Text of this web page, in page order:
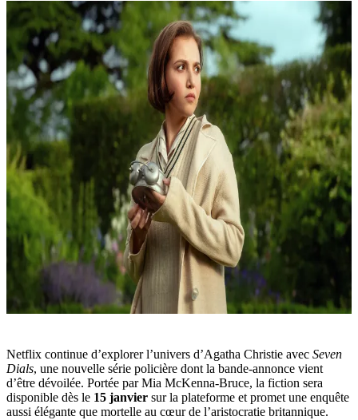
Netflix continue d’explorer l’univers d’Agatha Christie avec Seven
Dials, une nouvelle série policière dont la bande-annonce vient
d’être dévoilée. Portée par Mia McKenna-Bruce, la fiction sera
disponible dès le 15 janvier sur la plateforme et promet une enquête
aussi élégante que mortelle au cœur de l’aristocratie britannique.